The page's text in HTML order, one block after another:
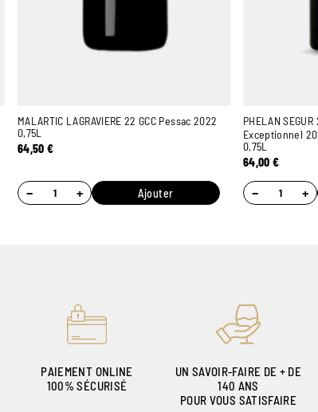
MALARTIC LAGRAVIERE 22 GCC Pessac 2022
0,75L
64,50€
− + Ajouter
PHELAN
Exceptionnel
0,75L
64,00€
− +
PAIEMENT ONLINE
100% SÉCURISÉ
UN SAVOIR-FAIRE DE + DE
140 ANS
POUR VOUS SATISFAIRE